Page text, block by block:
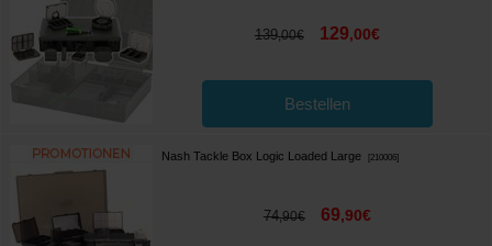
139,00€ 129,00€
Bestellen
Nash Tackle Box Logic Loaded Large [210006]
74,90€ 69,90€